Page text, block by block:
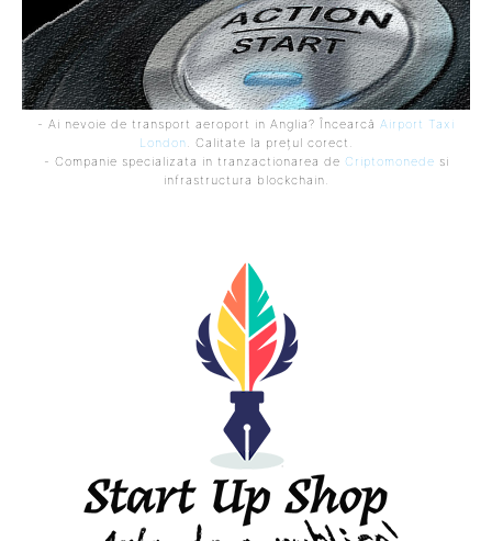
- Ai nevoie de transport aeroport in Anglia? Încearcă Airport Taxi
London. Calitate la prețul corect.
- Companie specializata in tranzactionarea de Criptomonede si
infrastructura blockchain.